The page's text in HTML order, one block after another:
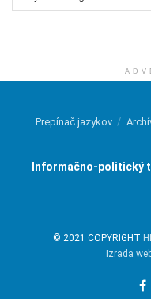
Prepínač jazykov
Informačno-politický
© 2021 COPYRIGHT
Izrada